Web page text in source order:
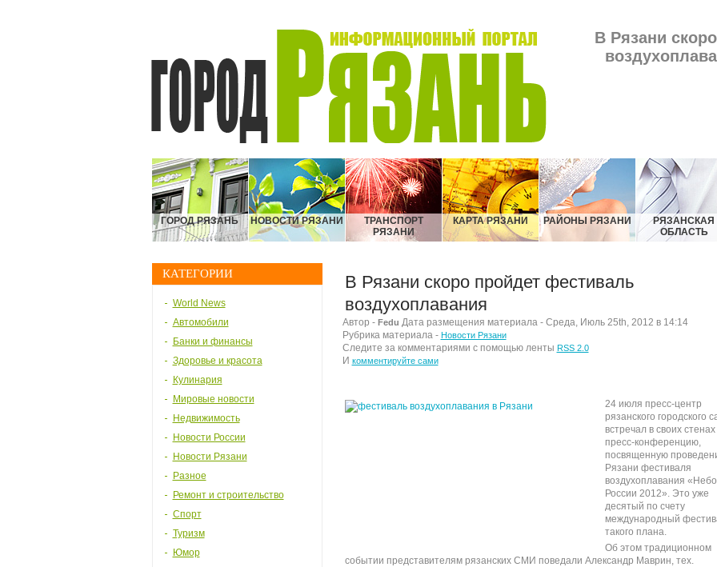
В Рязани
ГОРОД РЯЗАНЬ НОВОСТИ РЯЗАНИ
ТРАНСПОРТ
РЯЗАНИ
КАРТА РЯЗАНИ РАЙОНЫ РЯЗАНИ
РЯЗАНСКАЯ
ОБЛАСТЬ
КАТЕГОРИИ
World News
Автомобили
Банки и финансы
Здоровье и красота
Кулинария
Мировые новости
Недвижимость
Новости России
Новости Рязани
Разное
Ремонт и строительство
Спорт
Туризм
Юмор
В Рязани скоро пройдет фестиваль
воздухоплавания
Автор - Fedu Дата размещения материала - Среда, Июль 25th, 2012 в 14:14
Рубрика материала - Новости Рязани
Следите за комментариями с помощью ленты RSS 2.0
И комментируйте сами
24 июля пресс-центр
рязанского городского
встречал в своих стенах
пресс-конференцию,
посвященную
Рязани фестиваля
воздухоплавания «Небо
России 2012». Это уже
десятый по счету
международный
такого плана.
Об этом традиционном
событии представителям рязанских СМИ поведали Александр Маврин, тех.